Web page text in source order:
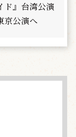
ド』台湾公演
京公演へ